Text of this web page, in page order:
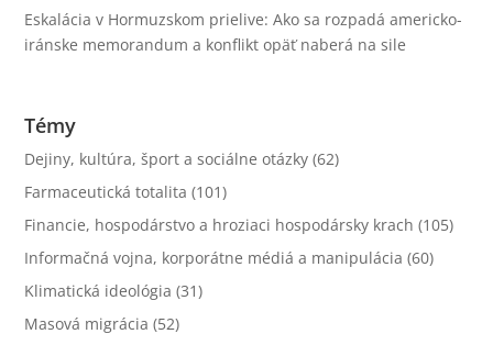
Eskalácia v Hormuzskom prielive: Ako sa rozpadá americko-
iránske memorandum a konflikt opäť naberá na sile
Témy
Dejiny, kultúra, šport a sociálne otázky (62)
Farmaceutická totalita (101)
Financie, hospodárstvo a hroziaci hospodársky krach (105)
Informačná vojna, korporátne médiá a manipulácia (60)
Klimatická ideológia (31)
Masová migrácia (52)